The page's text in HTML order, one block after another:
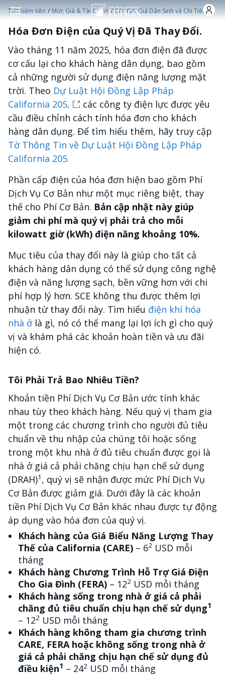
Nhảy đến nội dung
Tiết kiệm tiền /Mức Giá & Tài Chính /Các Gói Giá Dân Sinh và Chi Tiết
Hóa Đơn Điện của Quý Vị Đã Thay Đổi.
Vào tháng 11 năm 2025, hóa đơn điện đã được
cơ cấu lại cho khách hàng dân dụng, bao gồm
cả những người sử dụng điện năng lượng mặt
trời. Theo Dự Luật Hội Đồng Lập Pháp
California 205,
các công ty điện lực được yêu
cầu điều chỉnh cách tính hóa đơn cho khách
hàng dân dụng. Để tìm hiểu thêm, hãy truy cập
Tờ Thông Tin về Dự Luật Hội Đồng Lập Pháp
California 205.
Phần cấp điện của hóa đơn hiện bao gồm Phí
Dịch Vụ Cơ Bản như một mục riêng biệt, thay
thế cho Phí Cơ Bản. Bản cập nhật này giúp
giảm chi phí mà quý vị phải trả cho mỗi
kilowatt giờ (kWh) điện năng khoảng 10%.
Mục tiêu của thay đổi này là giúp cho tất cả
khách hàng dân dụng có thể sử dụng công nghệ
điện và năng lượng sạch, bền vững hơn với chi
phí hợp lý hơn. SCE không thu được thêm lợi
nhuận từ thay đổi này. Tìm hiểu điện khí hóa
nhà ởlà gì, nó có thể mang lại lợi ích gì cho quý
vị và khám phá các khoản hoàn tiền và ưu đãi
hiện có.
Tôi Phải Trả Bao Nhiêu Tiền?
Khoản tiền Phí Dịch Vụ Cơ Bản ước tính khác
nhau tùy theo khách hàng. Nếu quý vị tham gia
một trong các chương trình cho người đủ tiêu
chuẩn về thu nhập của chúng tôi hoặc sống
trong một khu nhà ở đủ tiêu chuẩn được gọi là
nhà ở giá cả phải chăng chịu hạn chế sử dụng
(DRAH)1 , quý vị sẽ nhận được mức Phí Dịch Vụ
Cơ Bản được giảm giá. Dưới đây là các khoản
tiền Phí Dịch Vụ Cơ Bản khác nhau được tự động
áp dụng vào hóa đơn của quý vị.
Khách hàng của Giá Biểu Năng Lượng Thay
Thế của California (CARE) – 62 USD mỗi
tháng
Khách hàng Chương Trình Hỗ Trợ Giá Điện
Cho Gia Đình (FERA) – 122 USD mỗi tháng
Khách hàng sống trong nhà ở giá cả phải
chăng đủ tiêu chuẩn chịu hạn chế sử dụng1
– 122 USD mỗi tháng
Khách hàng không tham gia chương trình
CARE, FERA hoặc không sống trong nhà ở
giá cả phải chăng chịu hạn chế sử dụng đủ
điều kiện1 – 242 USD mỗi tháng